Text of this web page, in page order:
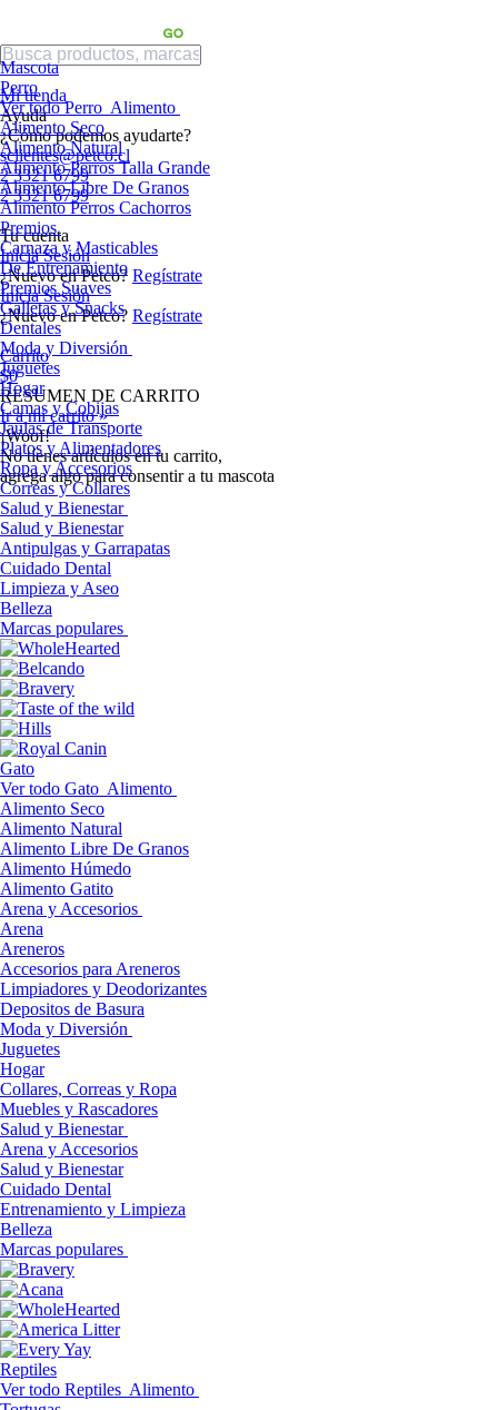
Mi tienda
Ayuda
¿Cómo podemos ayudarte?
sclientes@petco.cl
2 3321 6799
2 3321 6799
Tu cuenta
Inicia Sesión
¿Nuevo en Petco? Regístrate
Inicia Sesión
¿Nuevo en Petco? Regístrate
Carrito
$0
RESUMEN DE CARRITO
Ir a mi carrito »
¡Woof!
No tíenes artículos en tu carrito,
agrega algo para consentir a tu mascota
Mascota
Perro
Ver todo Perro Alimento
Alimento Seco
Alimento Natural
Alimento Perros Talla Grande
Alimento Libre De Granos
Alimento Perros Cachorros
Premios
Carnaza y Masticables
De Entrenamiento
Premios Suaves
Galletas y Snacks
Dentales
Moda y Diversión
Juguetes
Hogar
Camas y Cobijas
Jaulas de Transporte
Platos y Alimentadores
Ropa y Accesorios
Correas y Collares
Salud y Bienestar
Salud y Bienestar
Antipulgas y Garrapatas
Cuidado Dental
Limpieza y Aseo
Belleza
Marcas populares
Gato
Ver todo Gato Alimento
Alimento Seco
Alimento Natural
Alimento Libre De Granos
Alimento Húmedo
Alimento Gatito
Arena y Accesorios
Arena
Areneros
Accesorios para Areneros
Limpiadores y Deodorizantes
Depositos de Basura
Moda y Diversión
Juguetes
Hogar
Collares, Correas y Ropa
Muebles y Rascadores
Salud y Bienestar
Arena y Accesorios
Salud y Bienestar
Cuidado Dental
Entrenamiento y Limpieza
Belleza
Marcas populares
Reptiles
Ver todo Reptiles Alimento